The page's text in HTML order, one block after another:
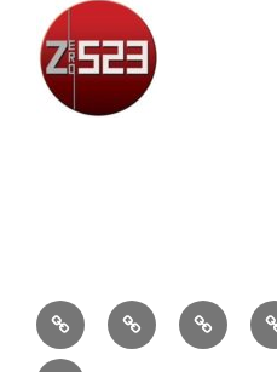
AttualitàCronacaPolitica